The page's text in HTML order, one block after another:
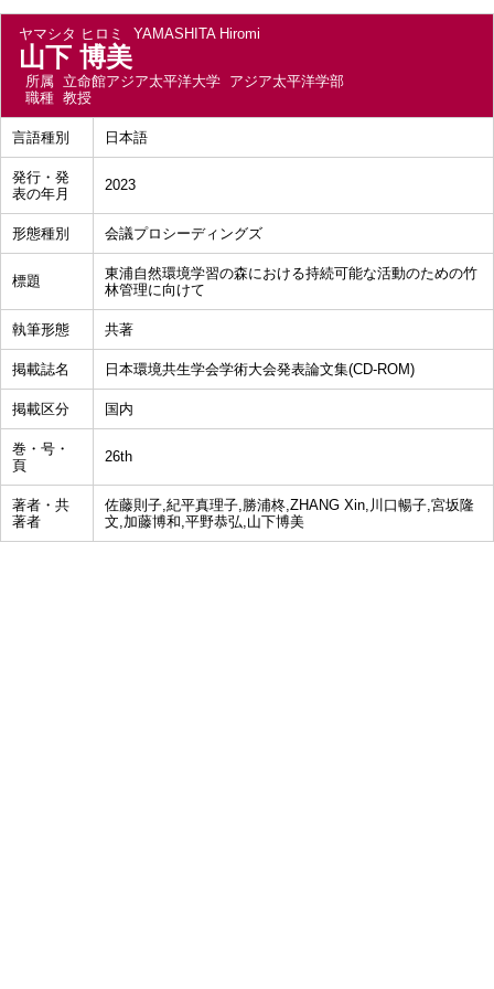
ヤマシタ ヒロミ YAMASHITA Hiromi
山下 博美
所属 立命館アジア太平洋大学 アジア太平洋学部
職種 教授
言語種別 日本語
発行・発
表の年月
2023
形態種別 会議プロシーディングズ
標題
東浦自然環境学習の森における持続可能な活動のための竹
林管理に向けて
執筆形態 共著
掲載誌名 日本環境共生学会学術大会発表論文集(CD-ROM)
掲載区分 国内
巻・号・
頁
26th
著者・共
著者
佐藤則子,紀平真理子,勝浦柊,ZHANG Xin,川口暢子,宮坂隆
文,加藤博和,平野恭弘,山下博美